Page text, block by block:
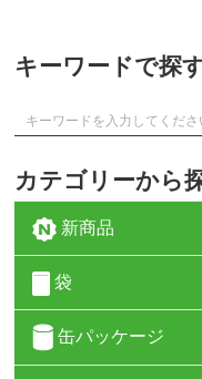
キーワードで探
カテゴリーから
新商品
袋
缶パッケージ